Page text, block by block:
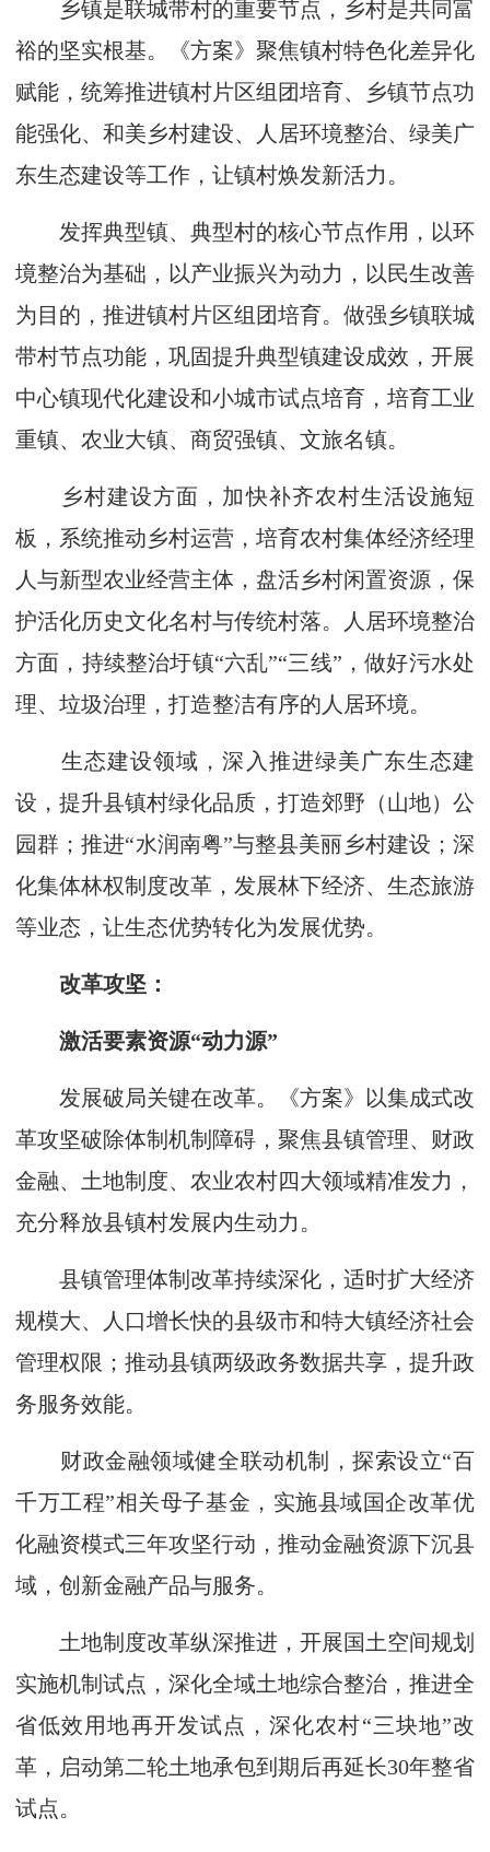
乡镇是联城带村的重要节点，乡村是共同富
裕的坚实根基。《方案》聚焦镇村特色化差异化
赋能，统筹推进镇村片区组团培育、乡镇节点功
能强化、和美乡村建设、人居环境整治、绿美广
东生态建设等工作，让镇村焕发新活力。
发挥典型镇、典型村的核心节点作用，以环
境整治为基础，以产业振兴为动力，以民生改善
为目的，推进镇村片区组团培育。做强乡镇联城
带村节点功能，巩固提升典型镇建设成效，开展
中心镇现代化建设和小城市试点培育，培育工业
重镇、农业大镇、商贸强镇、文旅名镇。
乡村建设方面，加快补齐农村生活设施短
板，系统推动乡村运营，培育农村集体经济经理
人与新型农业经营主体，盘活乡村闲置资源，保
护活化历史文化名村与传统村落。人居环境整治
方面，持续整治圩镇“六乱”“三线”，做好污水处
理、垃圾治理，打造整洁有序的人居环境。
生态建设领域，深入推进绿美广东生态建
设，提升县镇村绿化品质，打造郊野（山地）公
园群；推进“水润南粤”与整县美丽乡村建设；深
化集体林权制度改革，发展林下经济、生态旅游
等业态，让生态优势转化为发展优势。
改革攻坚：
激活要素资源“动力源”
发展破局关键在改革。《方案》以集成式改
革攻坚破除体制机制障碍，聚焦县镇管理、财政
金融、土地制度、农业农村四大领域精准发力，
充分释放县镇村发展内生动力。
县镇管理体制改革持续深化，适时扩大经济
规模大、人口增长快的县级市和特大镇经济社会
管理权限；推动县镇两级政务数据共享，提升政
务服务效能。
财政金融领域健全联动机制，探索设立“百
千万工程”相关母子基金，实施县域国企改革优
化融资模式三年攻坚行动，推动金融资源下沉县
域，创新金融产品与服务。
土地制度改革纵深推进，开展国土空间规划
实施机制试点，深化全域土地综合整治，推进全
省低效用地再开发试点，深化农村“三块地”改
革，启动第二轮土地承包到期后再延长30年整省
试点。